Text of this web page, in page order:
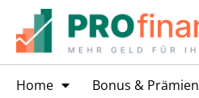
Home Bonus & Prämien